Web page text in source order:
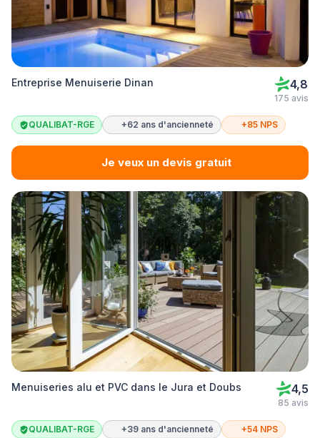
Entreprise Menuiserie Dinan 4,8
175 avis
QUALIBAT-RGE +62 ans d'ancienneté +85 NPS
Je veux un devis gratuit
Menuiseries alu et PVC dans le Jura et Doubs 4,5
85 avis
QUALIBAT-RGE +39 ans d'ancienneté +54 NPS